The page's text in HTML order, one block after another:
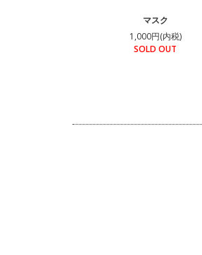
マスク
1,000円(内税)
SOLD OUT